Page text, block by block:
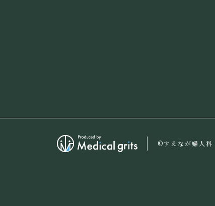
©すえなが婦人科